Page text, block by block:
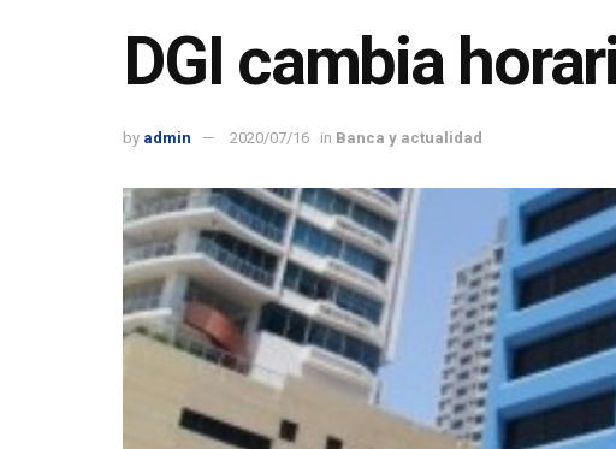
DGI cambia
by admin 2020/07/16 in Banca y actualidad